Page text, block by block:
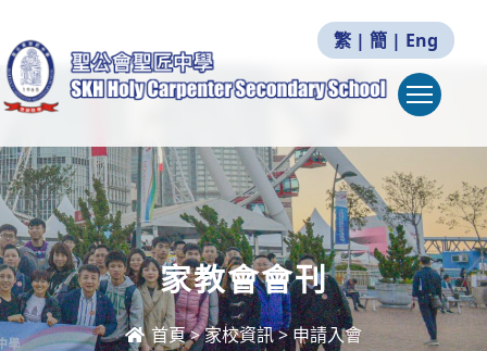
繁 | 簡 | Eng
家教會會刊
首頁>家校資訊>申請入會